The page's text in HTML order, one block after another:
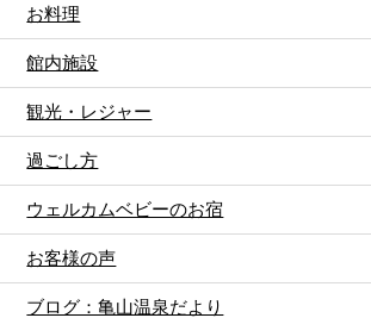
お料理
館内施設
観光・レジャー
過ごし方
ウェルカムベビーのお宿
お客様の声
ブログ：亀山温泉だより